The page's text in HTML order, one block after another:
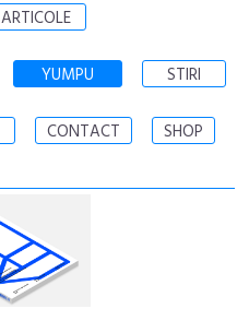
ARTICOLE
YUMPU STIRI
CONTACT SHOP